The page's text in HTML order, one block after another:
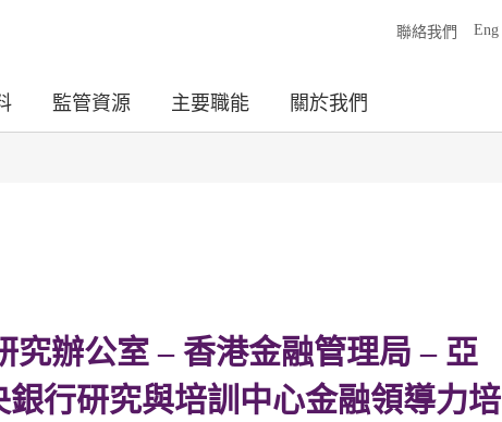
聯絡我們 Eng
監管資源 主要職能 關於我們
辦公室 – 香港金融管理局 – 亞
行研究與培訓中心金融領導力培